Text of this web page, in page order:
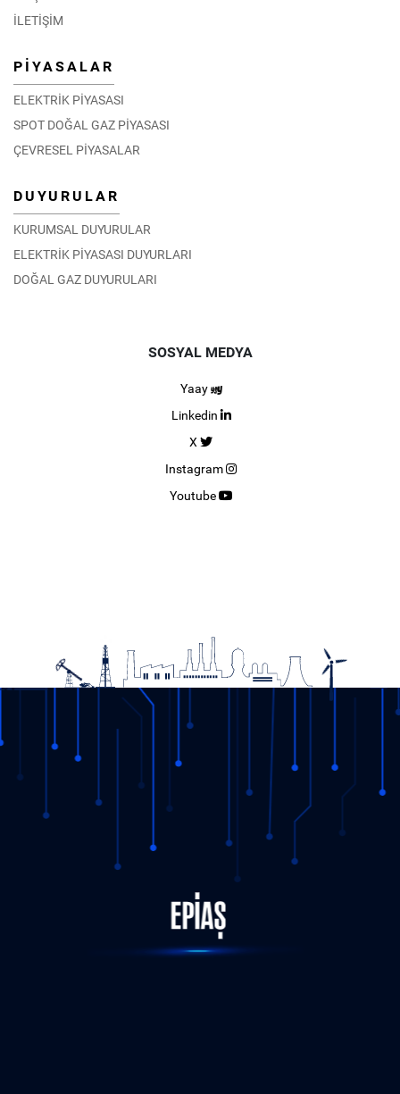
İLETİŞİM
PİYASALAR
ELEKTRİK PİYASASI
SPOT DOĞAL GAZ PİYASASI
ÇEVRESEL PİYASALAR
DUYURULAR
KURUMSAL DUYURULAR
ELEKTRİK PİYASASI DUYURLARI
DOĞAL GAZ DUYURULARI
SOSYAL MEDYA
Yaay
Linkedin
X
Instagram
Youtube